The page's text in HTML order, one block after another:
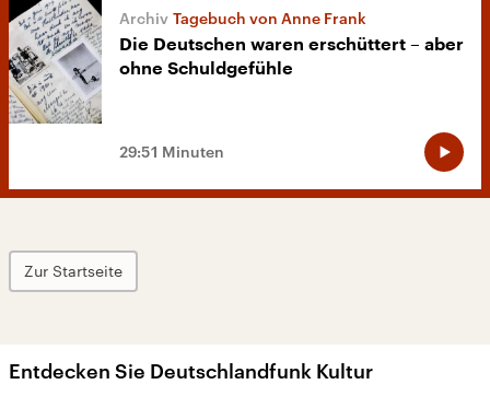
Tagebuch von Anne Frank
Die Deutschen waren erschüttert – aber
ohne Schuldgefühle
29:51 Minuten
Zur Startseite
Entdecken Sie Deutschlandfunk Kultur